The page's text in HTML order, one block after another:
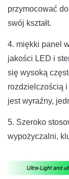
przymocować
swój kształt.
4. miękki panel
jakości LED i
się wysoką
rozdzielczością
jest wyraźny,
5. Szeroko
wypożyczalni,